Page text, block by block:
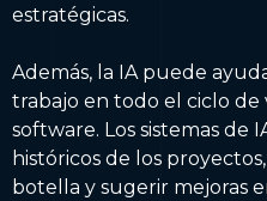
estratégicas.
Además, la IA puede
trabajo en todo el ciclo de
software. Los sistemas de
históricos de los
botella y sugerir mejoras